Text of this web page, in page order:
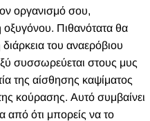
οργανισμό σου,
οξυγόνου. Πιθανότατα θα
του αναερόβιου
συσσωρεύεται στους μυς
της αίσθησης καψίματος
κούρασης. Αυτό συμβαίνει
από ότι μπορείς να το